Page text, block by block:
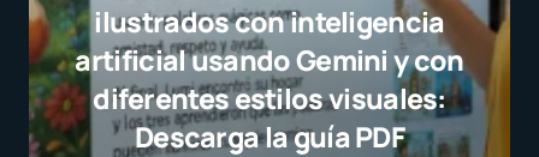
Javier Bardem elogia a la
selección campeona y destaca
el juego limpio como ejemplo
para millones de niños